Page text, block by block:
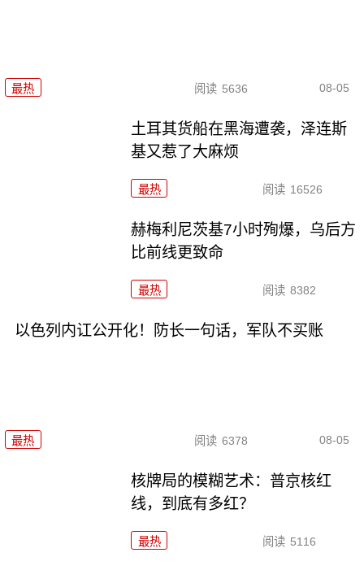
最热 阅读 5636 08-05
土耳其货船在黑海遭袭，泽连斯
基又惹了大麻烦
最热 阅读 16526
赫梅利尼茨基7小时殉爆，乌后方
比前线更致命
最热 阅读 8382
以色列内讧公开化！防长一句话，军队不买账
最热 阅读 6378 08-05
核牌局的模糊艺术：普京核红
线，到底有多红？
最热 阅读 5116